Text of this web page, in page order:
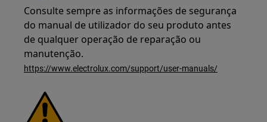
Consulte sempre as informações de segurança
do manual de utilizador do seu produto antes
de qualquer operação de reparação ou
manutenção.
https://www.electrolux.com/support/user-manuals/